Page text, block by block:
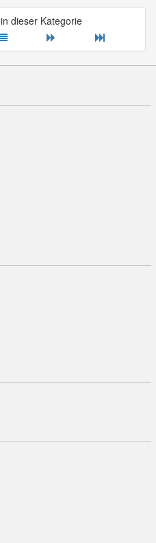
in dieser Kategorie